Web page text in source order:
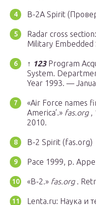
B-2A Spirit
Radar cross
Military Embedded
↑ 123Program
System.
Year 1993. —
«Air Force names
America’.» fas.org,
2010.
B-2 Spirit (fas.org)
Pace 1999, p.
«B-2.» fas.org.
Lenta.ru: Наука и